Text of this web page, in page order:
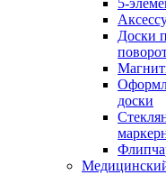
5-
Доски
доски